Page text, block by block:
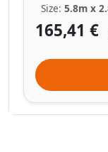
Size: 5.8m x
165,41 €